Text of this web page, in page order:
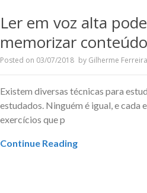
Ler em voz alta
memorizar
Posted on 03/07/2018 by Gilherme Ferreira
Existem diversas técnicas para
estudados. Ninguém é igual, e cada
exercícios que p
Continue Reading